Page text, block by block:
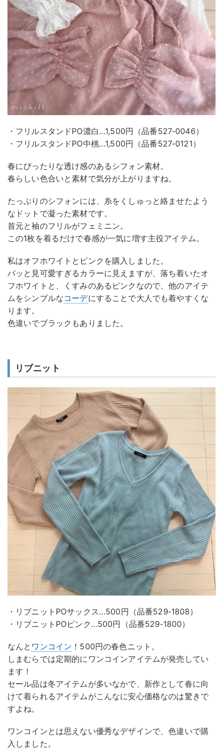
・フリルスタンドPO濃白…1,500円（品番527‐0046）
・フリルスタンドPO中桃…1,500円（品番527‐0121）
春にぴったりな透け感のあるシフォン素材。
春らしい色合いと素材で気分が上がりますね。
たっぷりのシフォンには、糸をくしゅっと絡ませたよう
なドットで凝った素材です。
首元と袖のフリルがフェミニン。
この1枚を着るだけで春感が一気に増す主役アイテム。
私はオフホワイトとピンクを購入しました。
パッと見可愛すぎるカラーに見えますが、落ち着いたオ
フホワイトと、くすみのあるピンクなので、他のアイテ
ムをシンプルなコーデにすることで大人でも着やすくな
ります。
色違いでブラックもありました。
リブニット
・リブニットPOサックス…500円（品番529‐1808）
・リブニットPOピンク…500円（品番529‐1800）
なんと ワンコイン ！500円の春色ニット。
しまむらでは定期的にワンコインアイテムが発売してい
ます！
セール品は冬アイテムが多いなかで、新作として春に向
けて着られるアイテムがこんなに安心価格なのは驚きで
すよね。
ワンコインとは思えない優秀なデザインで、色違いで購
入しました。